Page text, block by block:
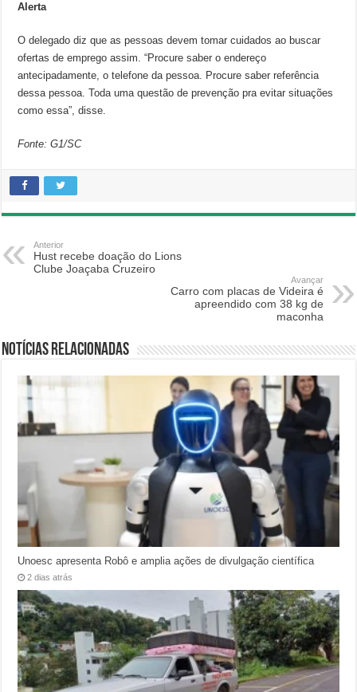
Alerta
O delegado diz que as pessoas devem tomar cuidados ao buscar
ofertas de emprego assim. “Procure saber o endereço
antecipadamente, o telefone da pessoa. Procure saber referência
dessa pessoa. Toda uma questão de prevenção pra evitar situações
como essa”, disse.
Fonte: G1/SC
Anterior
Hust recebe doação do Lions
Clube Joaçaba Cruzeiro
Avançar
Carro com placas de Videira é
apreendido com 38 kg de
maconha
Notícias relacionadas
Unoesc apresenta Robô e amplia ações de divulgação científica
2 dias atrás